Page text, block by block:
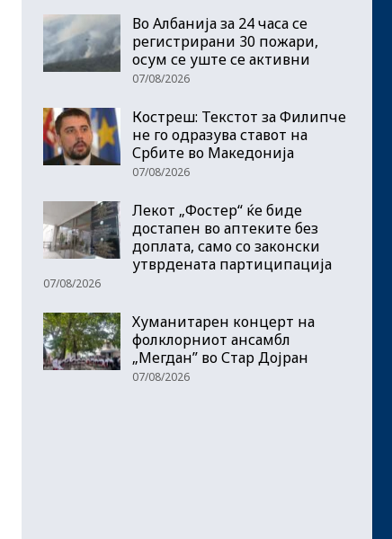
Во Албанија за 24 часа се
регистрирани 30 пожари,
осум се уште се активни
07/08/2026
Костреш: Текстот за Филипче
не го одразува ставот на
Србите во Македонија
07/08/2026
Лекот „Фостер“ ќе биде
достапен во аптеките без
доплата, само со законски
утврдената партиципација
07/08/2026
Хуманитарен концерт на
фолклорниот ансамбл
„Мегдан” во Стар Дојран
07/08/2026